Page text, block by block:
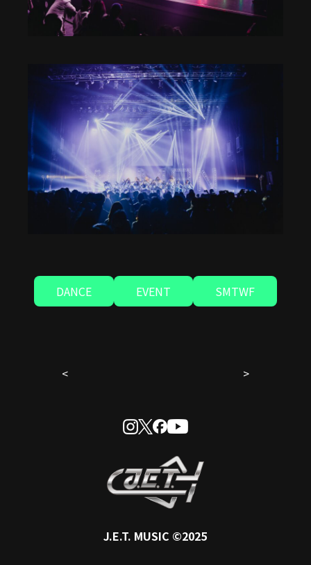
DANCE EVENT SMTWF
< >
J.E.T. MUSIC ©2025